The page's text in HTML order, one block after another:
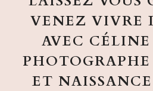
VENEZ VIVRE
AVEC
PHOTOGRAPHE
ET